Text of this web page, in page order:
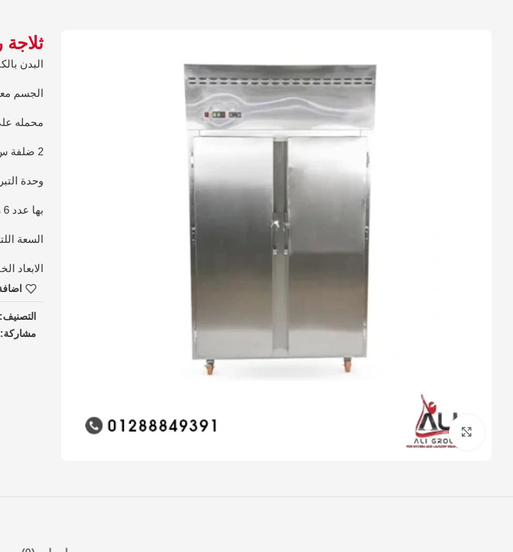
Click to enlarge
ثلاجة
البدن
الجسم
محمله على
2 ضلفة س/س مزودة بمفصلات ذاتية الغلق .
وحدة التبريد
بها عدد 6 رف شبك استانلس ستيل من الداخل.
السعة اللترية
الابعاد الخارجية :
التصنيف:
مشاركة: